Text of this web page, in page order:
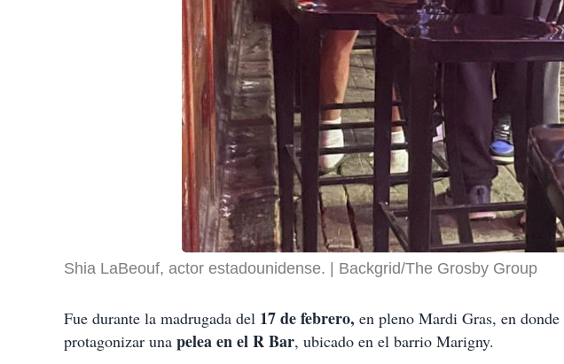
Shia LaBeouf, actor estadounidense. Backgrid/The Grosby Group
Fue durante la madrugada del 17 de febrero, en pleno Mardi Gras, en donde
protagonizar una pelea en el R Bar, ubicado en el barrio Marigny.